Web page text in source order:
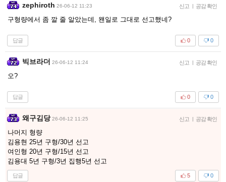
zephiroth 26-06-12 11:23 신고 | 공감 확인
구형량에서 좀 깔 줄 알았는데, 왠일로 그대로 선고했네?
답글 0
0
빅브라더 26-06-12 11:24 신고 | 공감 확인
오?
답글 0
0
왜구김당 26-06-12 11:25 신고 | 공감 확인
나머지 형량
김용현 25년 구형/30년 선고
여인형 20년 구형/15년 선고
김용대 5년 구형/3년 집행5년 선고
답글 0
5